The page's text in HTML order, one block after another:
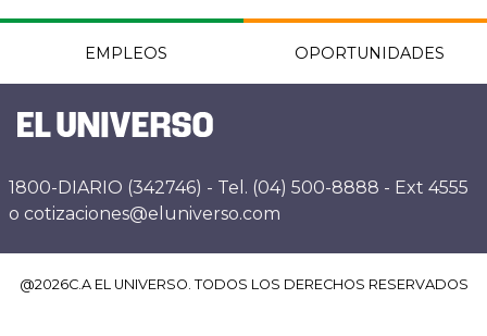
EMPLEOS OPORTUNIDADES
1800-DIARIO (342746) - Tel. (04) 500-8888 - Ext 4555
o cotizaciones@eluniverso.com
@2026C.A EL UNIVERSO. TODOS LOS DERECHOS RESERVADOS